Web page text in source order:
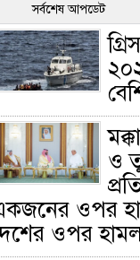
সর্বশেষ আপডেট
ও
ওপর
ওপর